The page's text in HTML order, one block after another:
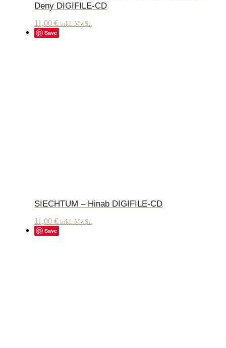
Deny DIGIFILE-CD
11,00 € inkl. MwSt.
Save
SIECHTUM – Hinab DIGIFILE-CD
11,00 € inkl. MwSt.
Save